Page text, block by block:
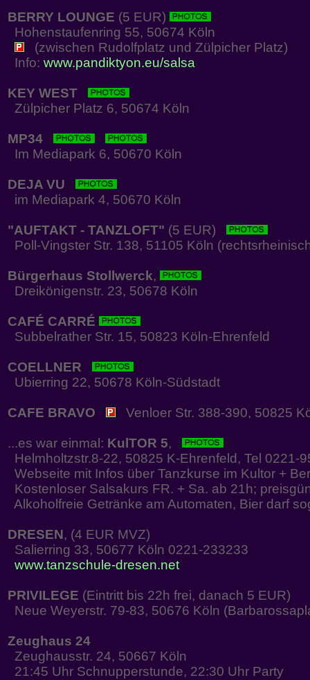
BERRY LOUNGE (5 EUR)
Hohenstaufenring 55, 50674 Köln
(zwischen Rudolfplatz und Zülpicher Platz)
Info: www.pandiktyon.eu/salsa
KEY WEST
Zülpicher Platz 6, 50674 Köln
MP34
Im Mediapark 6, 50670 Köln
DEJA VU
im Mediapark 4, 50670 Köln
"AUFTAKT - TANZLOFT" (5 EUR)
Poll-Vingster Str. 138, 51105 Köln
Bürgerhaus Stollwerck,
Dreikönigenstr. 23, 50678 Köln
CAFÉ CARRÉ
Subbelrather Str. 15, 50823 Köln-Ehrenfeld
COELLNER
Ubierring 22, 50678 Köln-Südstadt
CAFE BRAVO Venloer Str. 388-390, 50825
...es war einmal: KulTOR 5,
Helmholtzstr.8-22, 50825 K-Ehrenfeld, Tel 0221-
Webseite mit Infos über Tanzkurse im Kultor +
Kostenloser Salsakurs FR. + Sa. ab 21h;
Alkoholfreie Getränke am Automaten, Bier darf
DRESEN, (4 EUR MVZ)
Salierring 33, 50677 Köln 0221-233233
www.tanzschule-dresen.net
PRIVILEGE (Eintritt bis 22h frei, danach 5 EUR)
Neue Weyerstr. 79-83, 50676 Köln
Zeughaus 24
Zeughausstr. 24, 50667 Köln
21:45 Uhr Schnupperstunde, 22:30 Uhr Party